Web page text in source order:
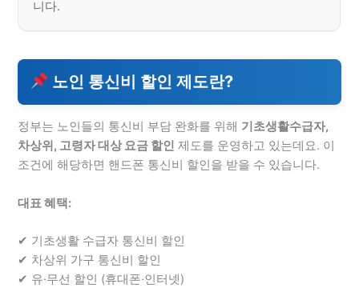
노인 통신비 할인 제도란?
정부는 노인들의 통신비 부담 완화를 위해 기초생활수급자,
차상위, 고령자 대상 요금 할인 제도를 운영하고 있는데요. 이
조건에 해당하면 핸드폰 통신비 할인을 받을 수 있습니다.
대표 혜택:
✔ 기초생활 수급자 통신비 할인
✔ 차상위 가구 통신비 할인
✔ 유·무선 할인 (휴대폰·인터넷)